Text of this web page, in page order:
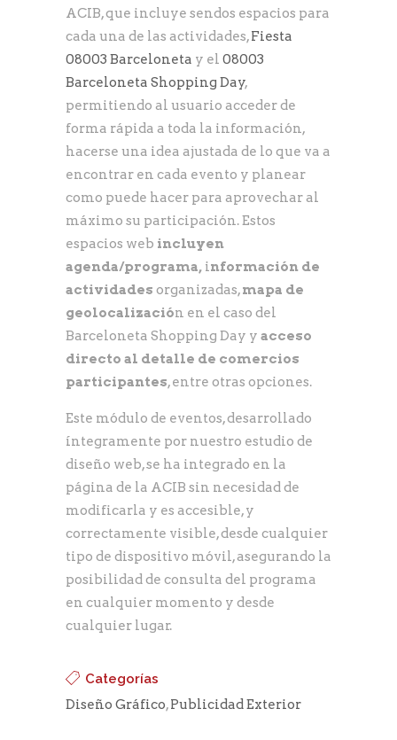
ACIB, que incluye sendos espacios para
cada una de las actividades,Fiesta
08003 Barceloneta y el 08003
Barceloneta Shopping Day,
permitiendo al usuario acceder de
forma rápida a toda la información,
hacerse una idea ajustada de lo que va a
encontrar en cada evento y planear
como puede hacer para aprovechar al
máximo su participación. Estos
espacios web incluyen
agenda/programa, información de
actividades organizadas,mapa de
geolocalización en el caso del
Barceloneta Shopping Day y acceso
directo al detalle de comercios
participantes, entre otras opciones.
Este módulo de eventos, desarrollado
íntegramente por nuestro estudio de
diseño web, se ha integrado en la
página de la ACIB sin necesidad de
modificarla y es accesible, y
correctamente visible, desde cualquier
tipo de dispositivo móvil, asegurando la
posibilidad de consulta del programa
en cualquier momento y desde
cualquier lugar.
Categorías
Diseño Gráfico,Publicidad Exterior